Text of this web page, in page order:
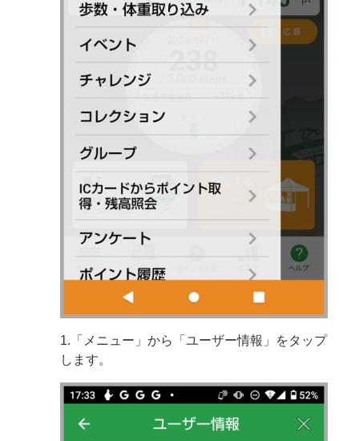
1.「メニュー」から「ユーザー情報」をタップ
します。